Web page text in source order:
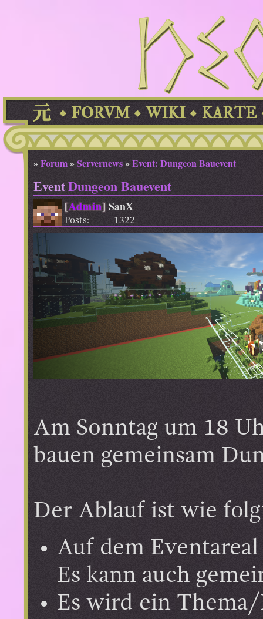
FORVM WIKI KARTE
»Forum»Servernews»Event: Dungeon Bauevent
EventDungeon Bauevent
[Admin]SanX
Posts: 1322
Am Sonntag um 18
bauen gemeinsam
Der Ablauf ist wie
Auf dem
Es kann auch
Es wird ein